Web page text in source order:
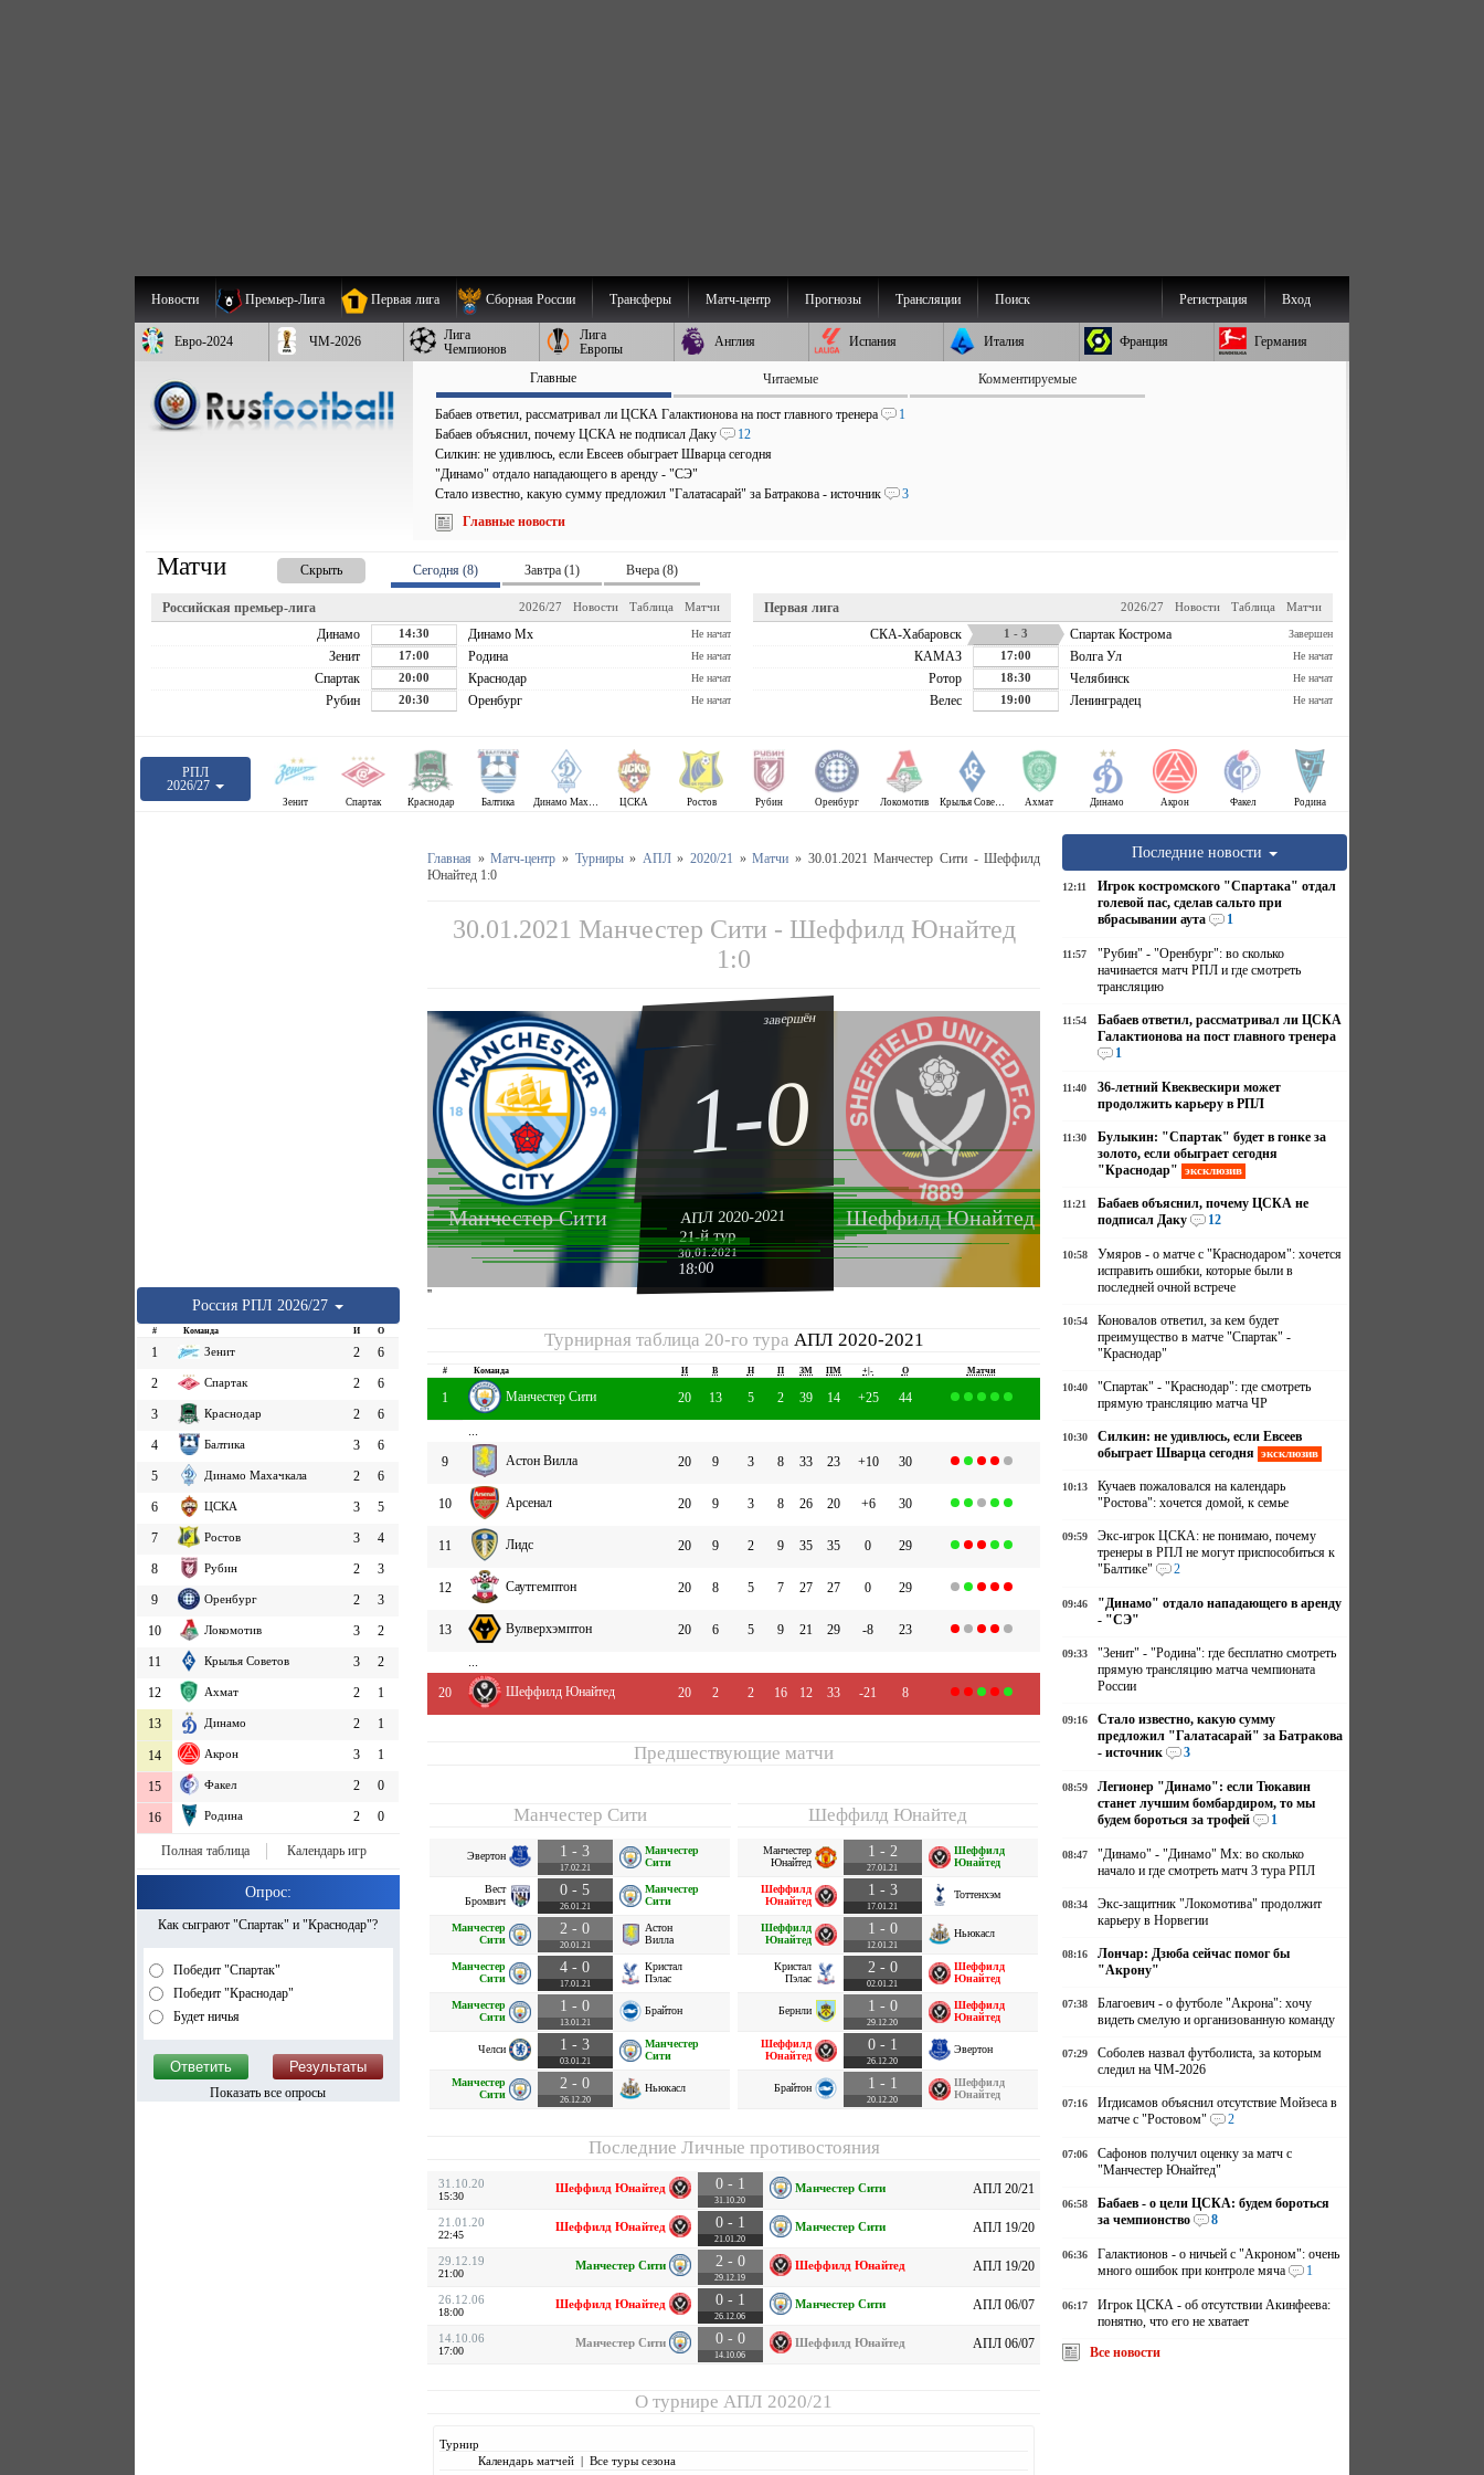
Новости Премьер-Лига Первая лига Сборная России Трансферы Матч-центр Прогнозы Трансляции Поиск Вход
Регистрация
Евро-2024 ЧМ-2026
Лига
Чемпионов
Лига
Европы
Англия Испания Италия Франция Германия
Главные Читаемые Комментируемые
Бабаев ответил, рассматривал ли ЦСКА Галактионова на пост главного тренера
1
Бабаев объяснил, почему ЦСКА не подписал Даку
12
Силкин: не удивлюсь, если Евсеев обыграет Шварца сегодня
"Динамо" отдало нападающего в аренду - "СЭ"
Стало известно, какую сумму предложил "Галатасарай" за Батракова - источник
3
Главные новости
Матчи Скрыть Сегодня (8) Завтра (1) Вчера (8)
Российская премьер-лига Матчи
Таблица
Новости
2026/27
Динамо 14:30 Динамо Мх Не начат
Зенит 17:00 Родина Не начат
Спартак 20:00 Краснодар Не начат
Рубин 20:30 Оренбург Не начат
Первая лига Матчи
Таблица
Новости
2026/27
СКА-Хабаровск 1 - 3 Спартак Кострома Завершен
КАМАЗ 17:00 Волга Ул Не начат
Ротор 18:30 Челябинск Не начат
Велес 19:00 Ленинградец Не начат
РПЛ
2026/27
Зенит Спартак Краснодар Балтика Динамо Махачкала ЦСКА Ростов Рубин Оренбург Локомотив Крылья Советов Ахмат Динамо Акрон Факел Родина
Россия РПЛ 2026/27
# Команда И О
1 Зенит 2
6
2
Спартак 2
6
3
Краснодар 2
6
4
Балтика 3
6
5
Динамо Махачкала 2
6
6
ЦСКА 3
5
7
Ростов 3
4
8
Рубин 2
3
9
Оренбург 2
3
10
Локомотив 3
2
11
Крылья Советов 3
2
12
Ахмат 2
1
13
Динамо 2 1
14 Акрон 3 1
15 Факел 2 0
16 Родина 2 0
Полная таблица Календарь игр
Опрос:
Как сыграют "Спартак" и "Краснодар"?
Победит "Спартак"
Победит "Краснодар"
Будет ничья
Показать все опросы
Главная »Матч-центр » Турниры» АПЛ»2020/21 »Матчи » 30.01.2021 Манчестер Сити - Шеффилд
Юнайтед 1:0
30.01.2021 Манчестер Сити - Шеффилд Юнайтед
1:0
Манчестер Сити Шеффилд Юнайтед
завершён
1-0
АПЛ 2020-2021
21-й тур
30.01.2021
18:00
''
Турнирная таблица 20-го тура АПЛ 2020-2021
# Команда И В Н П ЗМ ПМ +|- О Матчи
1 Манчестер Сити 20 13 5 2 39 14 +25 44
...
9
Астон Вилла 20 9 3 8 33 23 +10 30
10 Арсенал 20 9 3 8 26 20 +6 30
11 Лидс 20 9 2 9 35 35 0 29
12 Саутгемптон 20 8 5 7 27 27 0 29
13 Вулверхэмптон 20 6 5 9 21 29 -8 23
...
20
Шеффилд Юнайтед 20 2 2 16 12 33 -21 8
Предшествующие матчи
Манчестер Сити
Эвертон 1 - 3
17.02.21
Манчестер
Сити
Вест
Бромвич
0 - 5
26.01.21
Манчестер
Сити
Манчестер
Сити
2 - 0
20.01.21
Астон
Вилла
Манчестер
Сити
4 - 0
17.01.21
Кристал
Пэлас
Манчестер
Сити
1 - 0
13.01.21
Брайтон
Челси 1 - 3
03.01.21
Манчестер
Сити
Манчестер
Сити
2 - 0
26.12.20
Ньюкасл
Шеффилд Юнайтед
Манчестер
Юнайтед
1 - 2
27.01.21
Шеффилд
Юнайтед
Шеффилд
Юнайтед
1 - 3
17.01.21
Тоттенхэм
Шеффилд
Юнайтед
1 - 0
12.01.21
Ньюкасл
Кристал
Пэлас
2 - 0
02.01.21
Шеффилд
Юнайтед
Бернли 1 - 0
29.12.20
Шеффилд
Юнайтед
Шеффилд
Юнайтед
0 - 1
26.12.20
Эвертон
Брайтон 1 - 1
20.12.20
Шеффилд
Юнайтед
Последние Личные противостояния
31.10.20
15:30
Шеффилд Юнайтед 0 - 1
31.10.20
Манчестер Сити АПЛ 20/21
21.01.20
22:45
Шеффилд Юнайтед 0 - 1
21.01.20
Манчестер Сити АПЛ 19/20
29.12.19
21:00
Манчестер Сити 2 - 0
29.12.19
Шеффилд Юнайтед АПЛ 19/20
26.12.06
18:00
Шеффилд Юнайтед 0 - 1
26.12.06
Манчестер Сити АПЛ 06/07
14.10.06
17:00
Манчестер Сити 0 - 0
14.10.06
Шеффилд Юнайтед АПЛ 06/07
О турнире АПЛ 2020/21
Турнир
Календарь матчей| Все туры сезона
Последние новости
12:11
Игрок костромского "Спартака" отдал
голевой пас, сделав сальто при
вбрасывании аута
1
11:57
"Рубин" - "Оренбург": во сколько
начинается матч РПЛ и где смотреть
трансляцию
11:54
Бабаев ответил, рассматривал ли ЦСКА
Галактионова на пост главного тренера
1
11:40
36-летний Квеквескири может
продолжить карьеру в РПЛ
11:30
Булыкин: "Спартак" будет в гонке за
золото, если обыграет сегодня
"Краснодар"
эксклюзив
11:21
Бабаев объяснил, почему ЦСКА не
подписал Даку
12
10:58
Умяров - о матче с "Краснодаром": хочется
исправить ошибки, которые были в
последней очной встрече
10:54
Коновалов ответил, за кем будет
преимущество в матче "Спартак" -
"Краснодар"
10:40
"Спартак" - "Краснодар": где смотреть
прямую трансляцию матча ЧР
10:30
Силкин: не удивлюсь, если Евсеев
обыграет Шварца сегодня
эксклюзив
10:13
Кучаев пожаловался на календарь
"Ростова": хочется домой, к семье
09:59
Экс-игрок ЦСКА: не понимаю, почему
тренеры в РПЛ не могут приспособиться к
"Балтике"
2
09:46
"Динамо" отдало нападающего в аренду
- "СЭ"
09:33
"Зенит" - "Родина": где бесплатно смотреть
прямую трансляцию матча чемпионата
России
09:16
Стало известно, какую сумму
предложил "Галатасарай" за Батракова
- источник
3
08:59
Легионер "Динамо": если Тюкавин
станет лучшим бомбардиром, то мы
будем бороться за трофей
1
08:47
"Динамо" - "Динамо" Мх: во сколько
начало и где смотреть матч 3 тура РПЛ
08:34
Экс-защитник "Локомотива" продолжит
карьеру в Норвегии
08:16
Лончар: Дзюба сейчас помог бы
"Акрону"
07:38
Благоевич - о футболе "Акрона": хочу
видеть смелую и организованную команду
07:29
Соболев назвал футболиста, за которым
следил на ЧМ-2026
07:16
Игдисамов объяснил отсутствие Мойзеса в
матче с "Ростовом"
2
07:06
Сафонов получил оценку за матч с
"Манчестер Юнайтед"
06:58
Бабаев - о цели ЦСКА: будем бороться
за чемпионство
8
06:36
Галактионов - о ничьей с "Акроном": очень
много ошибок при контроле мяча
1
06:17
Игрок ЦСКА - об отсутствии Акинфеева:
понятно, что его не хватает
Все новости